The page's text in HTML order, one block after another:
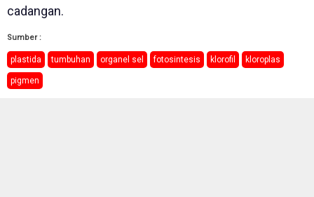
cadangan.
Sumber :
plastida tumbuhan organel sel fotosintesis klorofil kloroplas
pigmen